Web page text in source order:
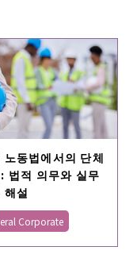
노동법에서의 단체
법적 의무와 실무
해설
Corporate